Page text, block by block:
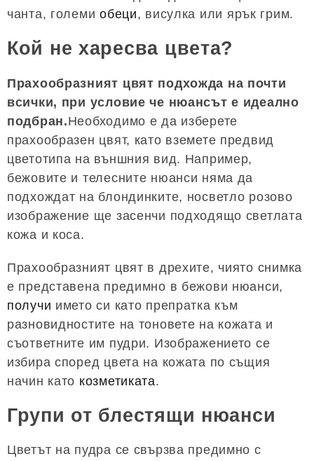
чанта, големиобеци, висулка или ярък грим.
Кой не харесва цвета?
Прахообразният цвят подхожда на почти
всички, при условие че нюансът е идеално
подбран.Необходимо е да изберете
прахообразен цвят, като вземете предвид
цветотипа на външния вид. Например,
бежовите и телесните нюанси няма да
подхождат на блондинките, носветло розово
изображение ще засенчи подходящо светлата
кожа и коса.
Прахообразният цвят в дрехите, чиято снимка
е представена предимно в бежови нюанси,
получи името си като препратка към
разновидностите на тоновете на кожата и
съответните им пудри. Изображението се
избира според цвета на кожата по същия
начин като козметиката.
Групи от блестящи нюанси
Цветът на пудра се свързва предимно с